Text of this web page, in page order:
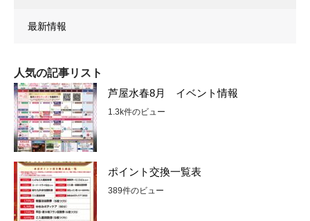
最新情報
人気の記事リスト
芦屋水春8月 イベント情報
1.3k件のビュー
ポイント交換一覧表
389件のビュー